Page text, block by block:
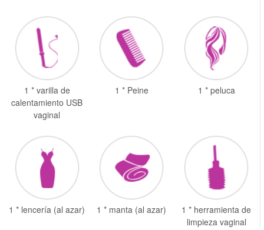
1 * varilla de
calentamiento USB
vaginal
1 * Peine 1 * peluca
1 * lencería (al azar) 1 * manta (al azar)
1 * herramienta de
limpieza vaginal